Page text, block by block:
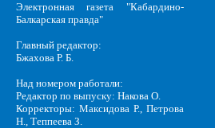
Электронная газета "Кабардино-
Балкарская правда"
Главный редактор:
Бжахова Р. Б.
Над номером работали:
Редактор по выпуску: Накова О.
Корректоры: Максидова Р., Петрова
Н., Теппеева З.